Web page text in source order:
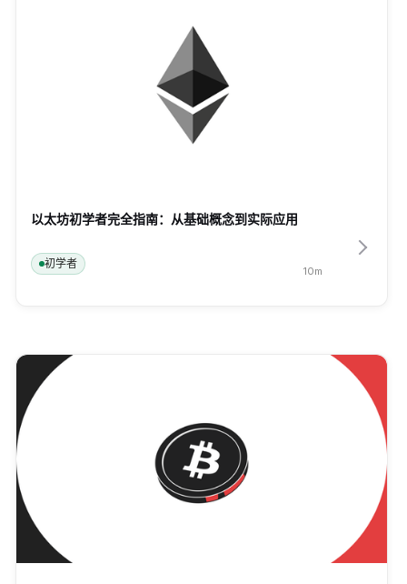
以太坊初学者完全指南：从基础概念到实际应用
初学者
10m